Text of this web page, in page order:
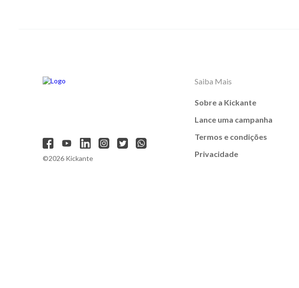
©2026 Kickante
Saiba Mais
Sobre a Kickante
Lance uma campanha
Termos e condições
Privacidade